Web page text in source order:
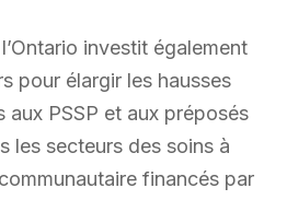
investit également
pour élargir les hausses
aux PSSP et aux préposés
les secteurs des soins à
financés par